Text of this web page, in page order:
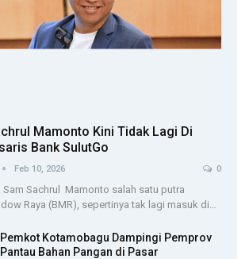
Mamonto Kini Tidak Lagi Di
Bank SulutGo
Feb 10, 2026 0
Sam Sachrul Mamonto salah satu putra
Raya (BMR), sepertinya tak lagi masuk di…
Pemkot Kotamobagu Dampingi Pemprov
Pantau Bahan Pangan di Pasar